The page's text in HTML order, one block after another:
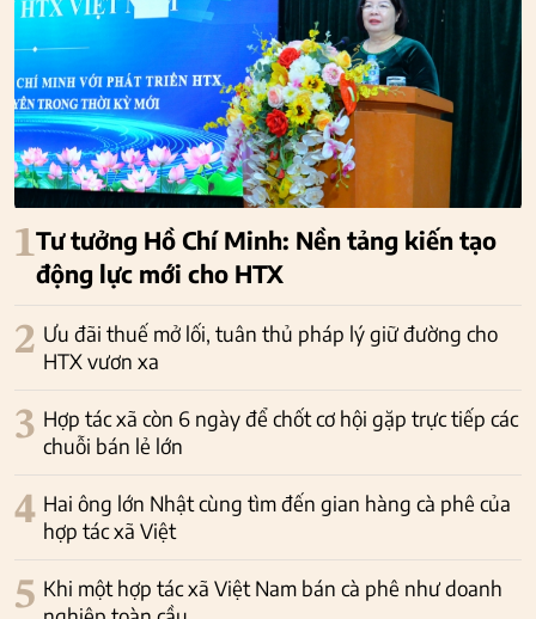
1Tư tưởng Hồ Chí Minh: Nền tảng kiến tạo
động lực mới cho HTX
2 Ưu đãi thuế mở lối, tuân thủ pháp lý giữ đường cho
HTX vươn xa
3 Hợp tác xã còn 6 ngày để chốt cơ hội gặp trực tiếp các
chuỗi bán lẻ lớn
4 Hai ông lớn Nhật cùng tìm đến gian hàng cà phê của
hợp tác xã Việt
5 Khi một hợp tác xã Việt Nam bán cà phê như doanh